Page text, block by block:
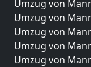
Umzug von
Umzug von
Umzug von
Umzug von
Umzug von